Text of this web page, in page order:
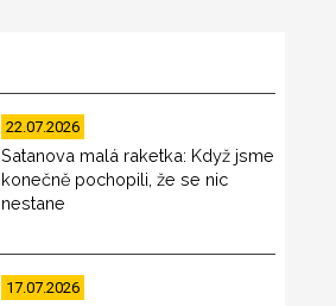
22.07.2026
Satanova malá raketka: Když jsme
konečně pochopili, že se nic
nestane
17.07.2026